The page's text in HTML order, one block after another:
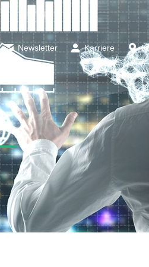
Newsletter Karriere